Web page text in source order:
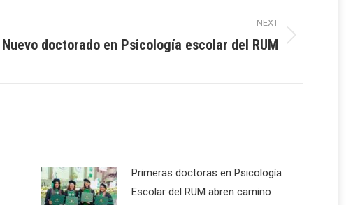
NEXT
Nuevo doctorado en Psicología escolar del RUM
Primeras doctoras en Psicología
Escolar del RUM abren camino